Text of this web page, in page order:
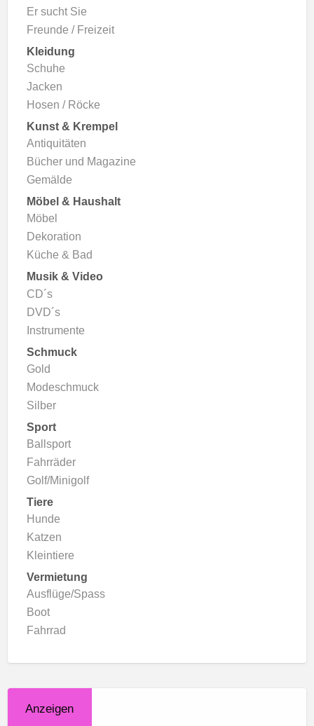
Er sucht Sie
Freunde / Freizeit
Kleidung
Schuhe
Jacken
Hosen / Röcke
Kunst & Krempel
Antiquitäten
Bücher und Magazine
Gemälde
Möbel & Haushalt
Möbel
Dekoration
Küche & Bad
Musik & Video
CD´s
DVD´s
Instrumente
Schmuck
Gold
Modeschmuck
Silber
Sport
Ballsport
Fahrräder
Golf/Minigolf
Tiere
Hunde
Katzen
Kleintiere
Vermietung
Ausflüge/Spass
Boot
Fahrrad
Anzeigen